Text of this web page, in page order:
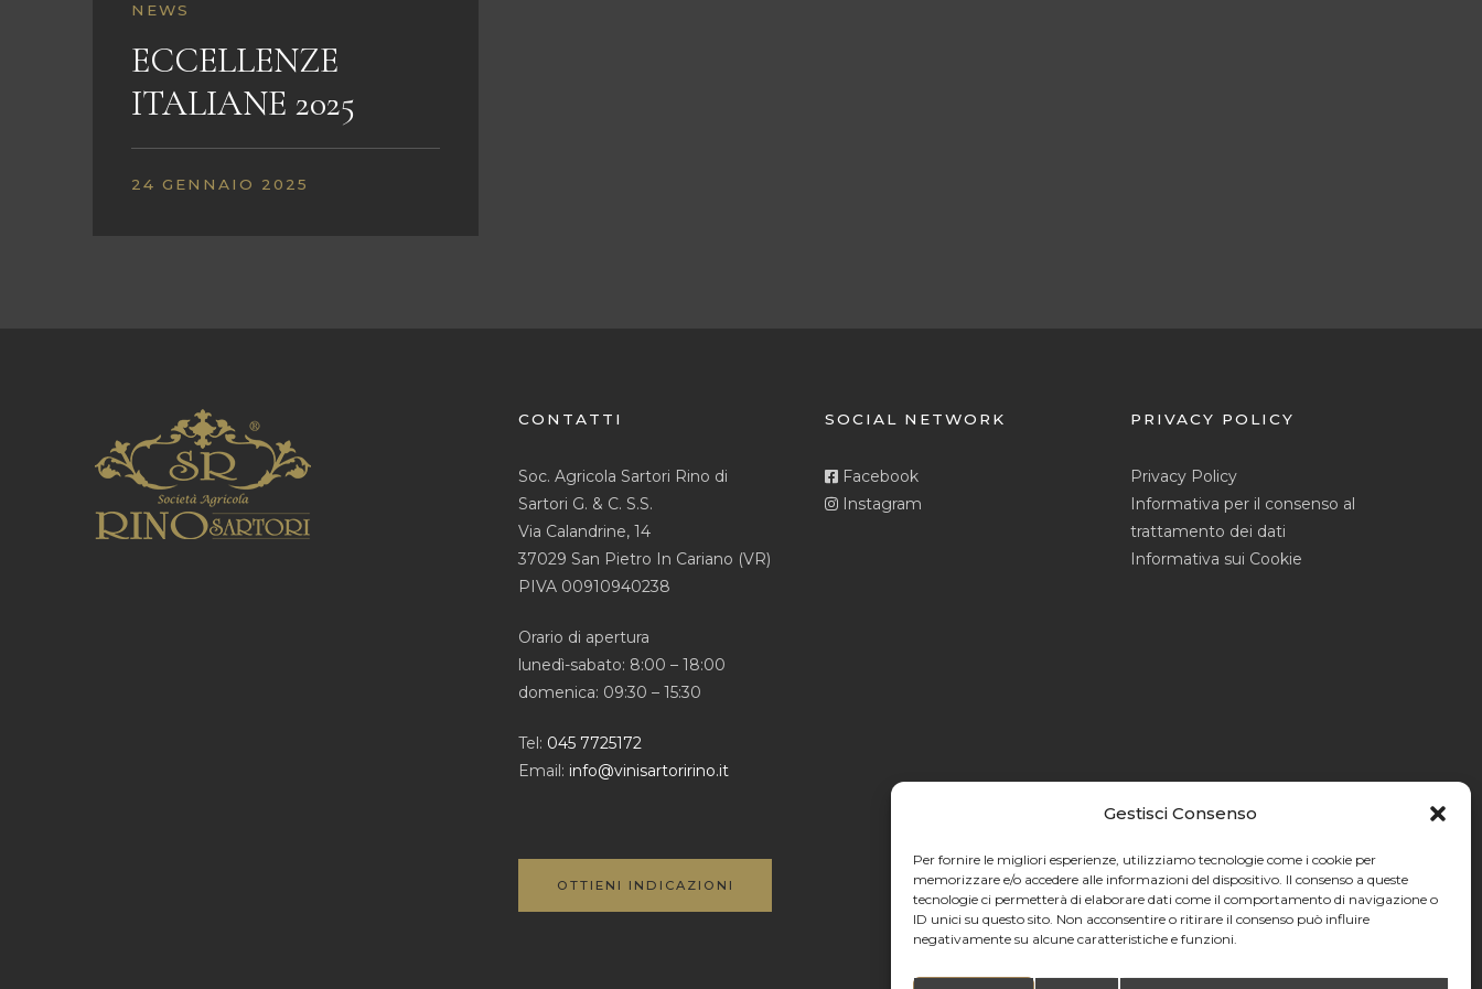
Gestisci Consenso
Per fornire le migliori esperienze, utilizziamo tecnologie come i cookie per
memorizzare e/o accedere alle informazioni del dispositivo. Il consenso a queste
tecnologie ci permetterà di elaborare dati come il comportamento di navigazione o
ID unici su questo sito. Non acconsentire o ritirare il consenso può influire
negativamente su alcune caratteristiche e funzioni.
NEWS
ECCELLENZE
ITALIANE 2025
24 GENNAIO 2025
CONTATTI
Soc. Agricola Sartori Rino di
Sartori G. & C. S.S.
Via Calandrine, 14
37029 San Pietro In Cariano (VR)
PIVA 00910940238
Orario di apertura
lunedì-sabato: 8:00 – 18:00
domenica: 09:30 – 15:30
Tel: 045 7725172
Email: info@vinisartoririno.it
OTTIENI INDICAZIONI
SOCIAL NETWORK
Facebook
Instagram
PRIVACY POLICY
Privacy Policy
Informativa per il consenso al
trattamento dei dati
Informativa sui Cookie